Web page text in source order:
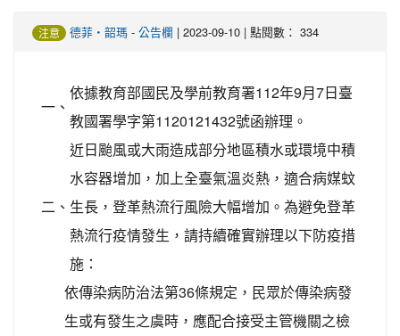
注意 德菲‧韶瑪 - 公告欄 | 2023-09-10 | 點閱數： 334
一、
依據教育部國民及學前教育署112年9月7日臺
教國署學字第1120121432號函辦理。
二、
近日颱風或大雨造成部分地區積水或環境中積
水容器增加，加上全臺氣溫炎熱，適合病媒蚊
生長，登革熱流行風險大幅增加。為避免登革
熱流行疫情發生，請持續確實辦理以下防疫措
施：
依傳染病防治法第36條規定，民眾於傳染病發
生或有發生之虞時，應配合接受主管機關之檢